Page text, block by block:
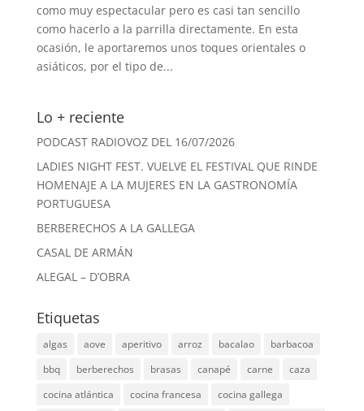
como muy espectacular pero es casi tan sencillo
como hacerlo a la parrilla directamente. En esta
ocasión, le aportaremos unos toques orientales o
asiáticos, por el tipo de...
Lo + reciente
PODCAST RADIOVOZ DEL 16/07/2026
LADIES NIGHT FEST. VUELVE EL FESTIVAL QUE RINDE
HOMENAJE A LA MUJERES EN LA GASTRONOMÍA
PORTUGUESA
BERBERECHOS A LA GALLEGA
CASAL DE ARMÁN
ALEGAL – D’OBRA
Etiquetas
algas aove aperitivo arroz bacalao
barbacoa
bbq
berberechos brasas canapé carne
caza
cocina atlántica
cocina francesa
cocina gallega